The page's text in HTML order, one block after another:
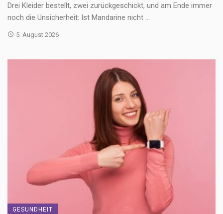
Drei Kleider bestellt, zwei zurückgeschickt, und am Ende immer
noch die Unsicherheit: Ist Mandarine nicht ...
5. August 2026
GESUNDHEIT